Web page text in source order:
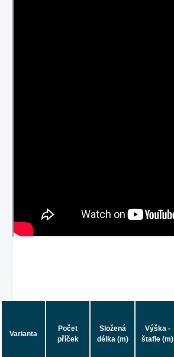
Varianta
Počet
příček
Složená
délka (m)
Výška -
štafle (m)